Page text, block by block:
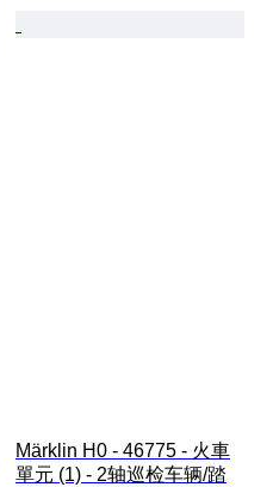
Märklin H0 - 46775 - 火車
單元 (1) - 2轴巡检车辆/踏